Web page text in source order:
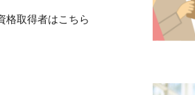
格取得者はこちら